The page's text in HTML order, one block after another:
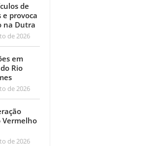
de
e provoca
na Dutra
de 2026
em
Rio
de 2026
Vermelho
de 2026